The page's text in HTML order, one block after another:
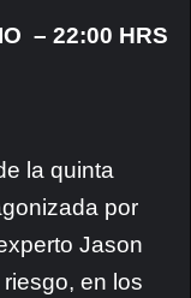
– 22:00 HRS
la quinta
por
Jason
en los